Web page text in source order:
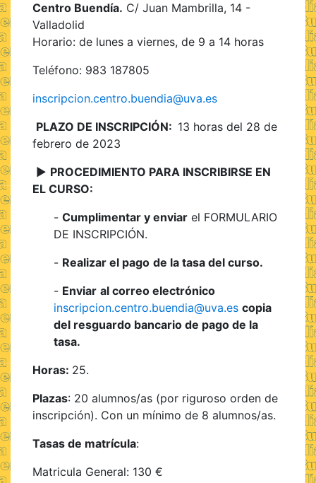
Centro Buendía. C/ Juan Mambrilla, 14 -
Valladolid
Horario: de lunes a viernes, de 9 a 14 horas
Teléfono: 983 187805
inscripcion.centro.buendia@uva.es
PLAZO DE INSCRIPCIÓN: 13 horas del 28 de
febrero de 2023
► PROCEDIMIENTO PARA INSCRIBIRSE EN
EL CURSO:
- Cumplimentar y enviar el FORMULARIO
DE INSCRIPCIÓN.
- Realizar el pago de la tasa del curso.
- Enviar al correo electrónico
inscripcion.centro.buendia@uva.es copia
del resguardo bancario de pago de la
tasa.
Horas: 25.
Plazas: 20 alumnos/as (por riguroso orden de
inscripción). Con un mínimo de 8 alumnos/as.
Tasas de matrícula:
Matricula General: 130 €